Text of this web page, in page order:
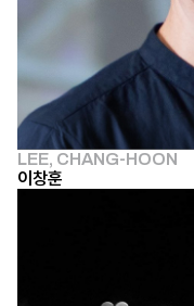
LEE, CHANG-HOON
이창훈